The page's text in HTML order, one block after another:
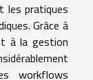
les pratiques
Grâce à
à la gestion
workflows